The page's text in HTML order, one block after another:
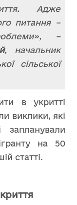
Адже
питання –
–
, начальник
сільської
в укритті
виклики, які
на 50
статті.